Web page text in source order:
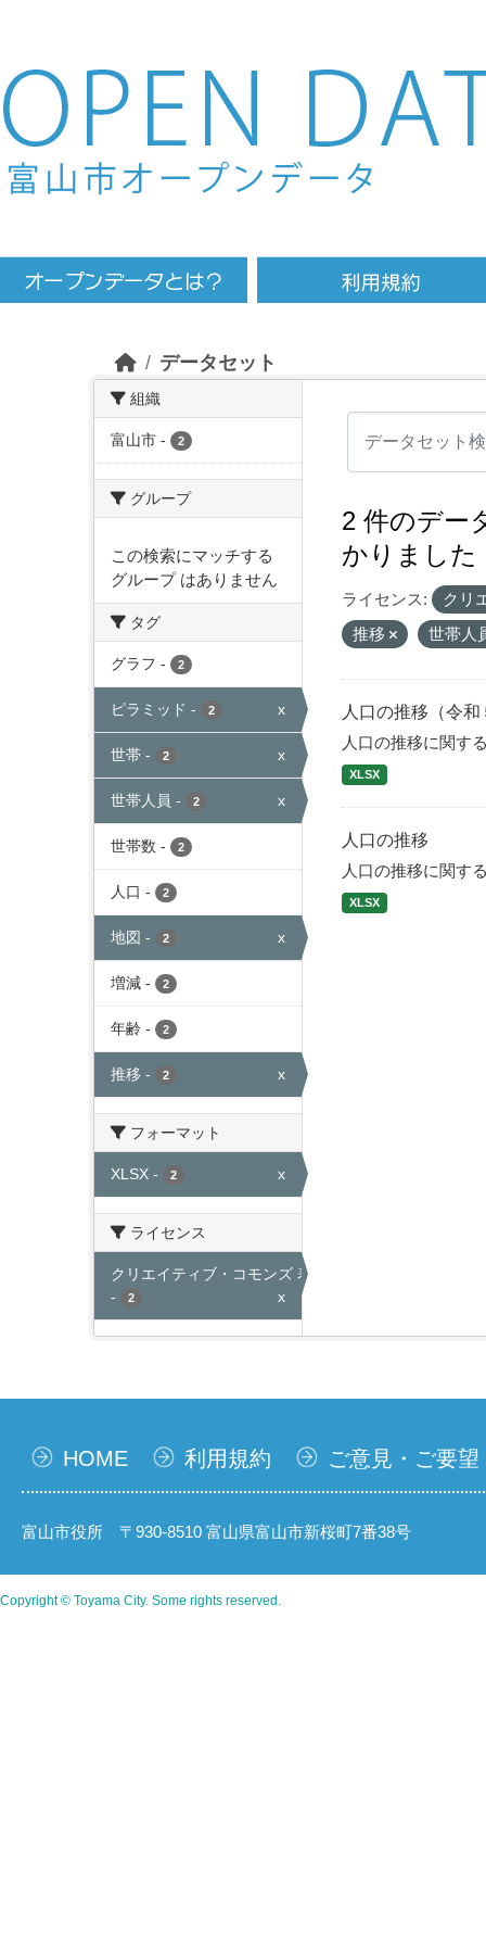
Skip to main content
データセット
組織
富山市 - 2
グループ
この検索にマッチする
グループ はありません
タグ
グラフ - 2
ピラミッド - 2 x
世帯 - 2 x
世帯人員 - 2 x
世帯数 - 2
人口 - 2
地図 - 2 x
増減 - 2
年齢 - 2
推移 - 2 x
フォーマット
XLSX - 2 x
ライセンス
クリエイティブ・コモンズ 表示
-
2 x
2 件のデー
かりました
ライセンス:
クリ
推移
世帯人
人口の推移（令和
人口の推移に関す
XLSX
人口の推移
人口の推移に関す
XLSX
HOME 利用規約 ご意見・ご要望
富山市役所 〒930-8510 富山県富山市新桜町7番38号
Copyright © Toyama City. Some rights reserved.